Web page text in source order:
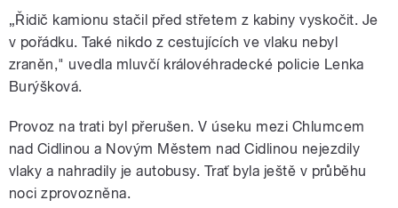
„Řidič kamionu stačil před střetem z kabiny vyskočit. Je
v pořádku. Také nikdo z cestujících ve vlaku nebyl
zraněn," uvedla mluvčí královéhradecké policie Lenka
Burýšková.
Provoz na trati byl přerušen. V úseku mezi Chlumcem
nad Cidlinou a Novým Městem nad Cidlinou nejezdily
vlaky a nahradily je autobusy. Trať byla ještě v průběhu
noci zprovozněna.